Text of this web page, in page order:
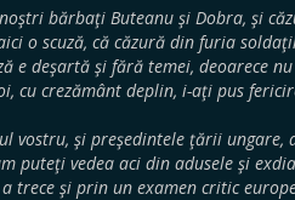
bărbaţi Buteanu şi Dobra, şi
o scuză, că căzură din furia
e deşartă şi fără temei, deoarece
cu crezământ deplin, i-aţi pus
vostru, şi preşedintele ţării ungare,
puteţi vedea aci din adusele şi
a trece şi prin un examen critic